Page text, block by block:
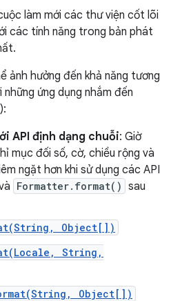
làm mới các thư viện cốt lõi
các tính năng trong bản phát
ảnh hưởng đến khả năng tương
ứng dụng nhắm đến
API định dạng chuỗi: Giờ
mục đối số, cờ, chiều rộng và
ngặt hơn khi sử dụng các API
Formatter.format() sau
Object[])
String,
Object[])